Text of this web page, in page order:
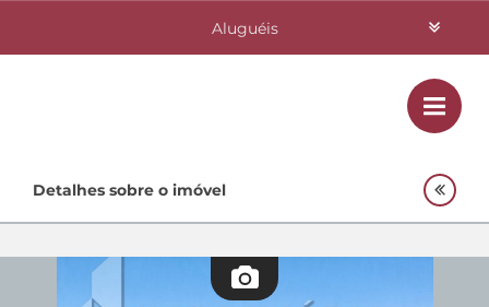
Aluguéis
Investimentos
Quem Somos
Detalhes sobre o imóvel